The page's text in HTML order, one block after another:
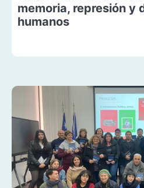
memoria, represión y
humanos